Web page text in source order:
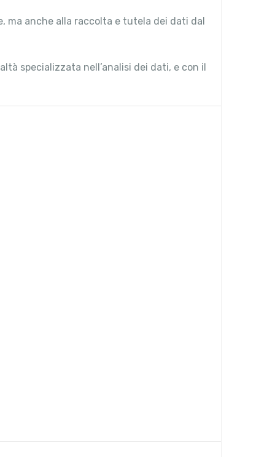
ma anche alla raccolta e tutela dei dati dal
specializzata nell’analisi dei dati, e con il